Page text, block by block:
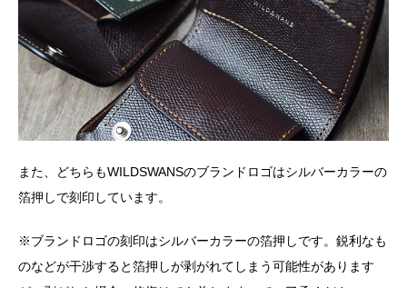
また、どちらもWILDSWANSのブランドロゴはシルバーカラーの
箔押しで刻印しています。
※ブランドロゴの刻印はシルバーカラーの箔押しです。鋭利なも
のなどが干渉すると箔押しが剥がれてしまう可能性があります